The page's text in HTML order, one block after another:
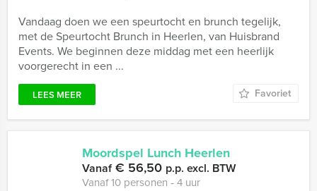
Vandaag doen we een speurtocht en brunch tegelijk,
met de Speurtocht Brunch in Heerlen, van Huisbrand
Events. We beginnen deze middag met een heerlijk
voorgerecht in een ...
LEES MEER Favoriet
Moordspel Lunch Heerlen
Vanaf€ 56,50 p.p. excl. BTW
Vanaf 10 personen ‐ 4 uur